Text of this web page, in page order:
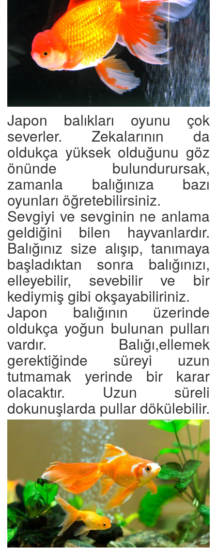
Japon balıkları oyunu çok
severler. Zekalarının da
oldukça yüksek olduğunu göz
önünde bulundurursak,
zamanla balığınıza bazı
oyunları öğretebilirsiniz.
Sevgiyi ve sevginin ne anlama
geldiğini bilen hayvanlardır.
Balığınız size alışıp, tanımaya
başladıktan sonra balığınızı,
elleyebilir, sevebilir ve bir
kediymiş gibi okşayabiliriniz.
Japon balığının üzerinde
oldukça yoğun bulunan pulları
vardır. Balığı,ellemek
gerektiğinde süreyi uzun
tutmamak yerinde bir karar
olacaktır. Uzun süreli
dokunuşlarda pullar dökülebilir.